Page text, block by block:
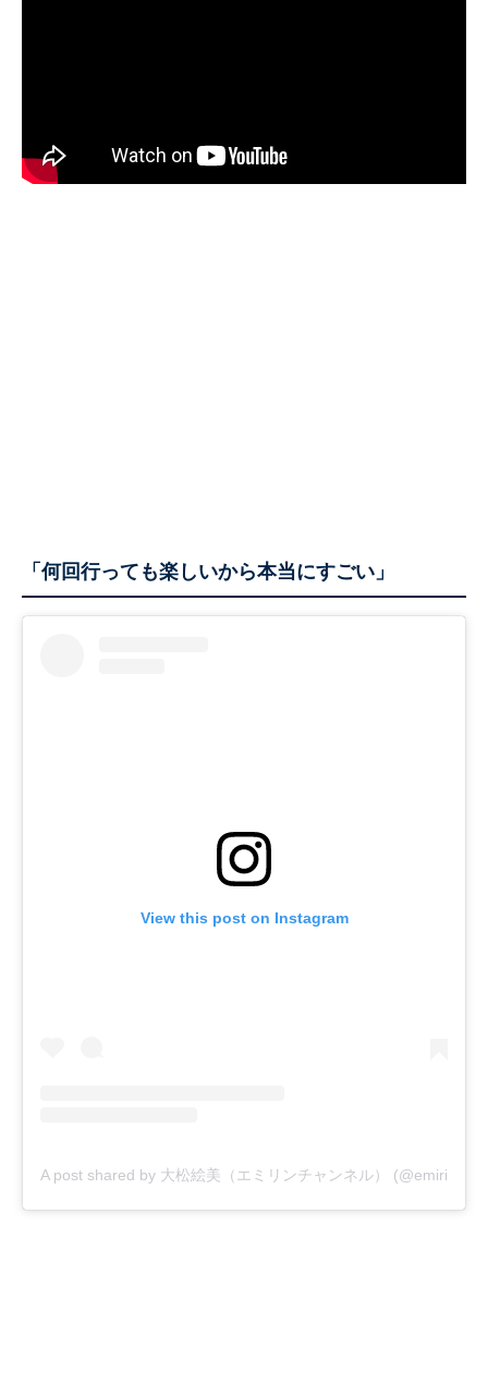
「何回行っても楽しいから本当にすごい」
View this post on Instagram
A post shared by 大松絵美（エミリンチャンネル）